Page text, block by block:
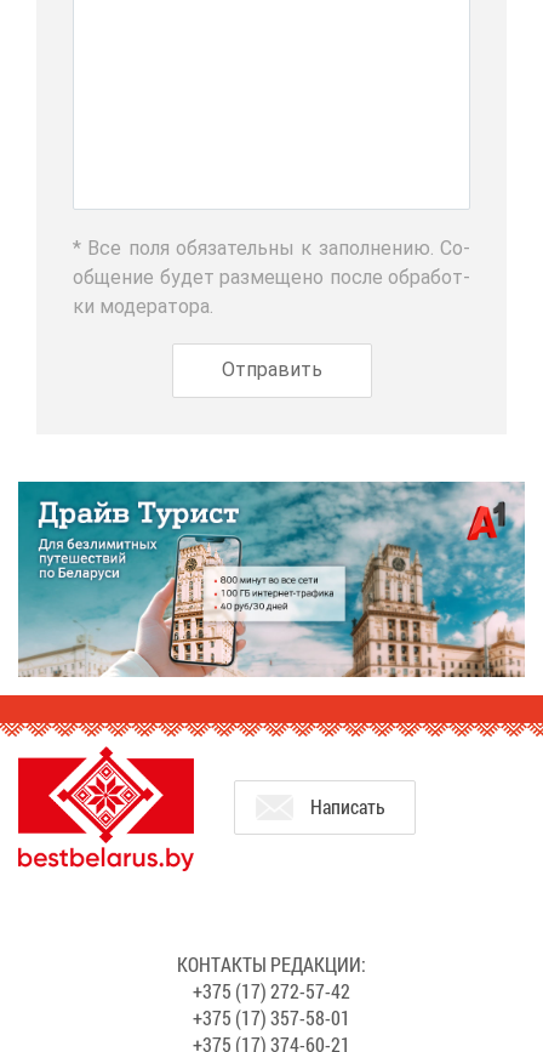
* Все по­ля обя­за­тель­ны к за­пол­не­нию. Со­
об­ще­ние бу­дет раз­ме­ще­но по­сле об­ра­бот­
ки мо­де­ра­то­ра.
На­пи­сать
КОН­ТАК­ТЫ РЕ­ДАК­ЦИИ:
+375 (17) 272-57-42
+375 (17) 357-58-01
+375 (17) 374-60-21